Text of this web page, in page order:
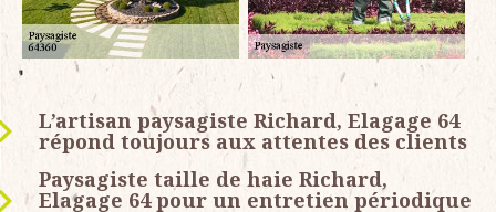
L’artisan paysagiste Richard, Elagage 64
répond toujours aux attentes des clients
Paysagiste taille de haie Richard,
Elagage 64 pour un entretien périodique